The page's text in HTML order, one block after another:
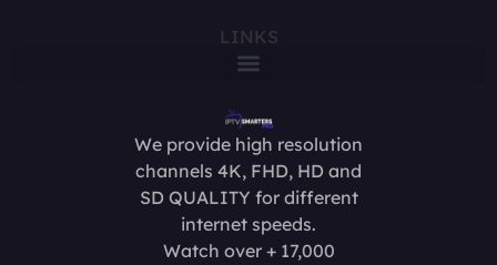
LINKS
We provide high resolution
channels 4K, FHD, HD and
SD QUALITY for different
internet speeds.
Watch over + 17,000